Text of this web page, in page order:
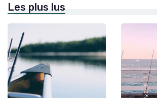
Les plus lus